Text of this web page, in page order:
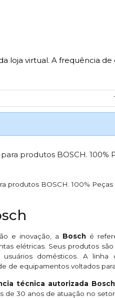
loja virtual. A frequência
produtos BOSCH. 100%
produtos BOSCH. 100% Peças
e inovação, a Bosché
elétricas. Seus produtos
domésticos. A linha
de equipamentos voltados
técnica autorizada Bosch
de 30 anos de atuação no